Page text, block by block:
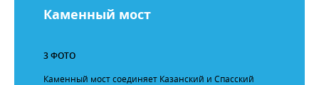
Каменный мост
3 ФОТО
Каменный мост соединяет Казанский и Спасский